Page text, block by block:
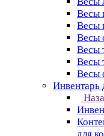
Весы
Весы
Весы
Весы
Весы
Весы
Инвентарь